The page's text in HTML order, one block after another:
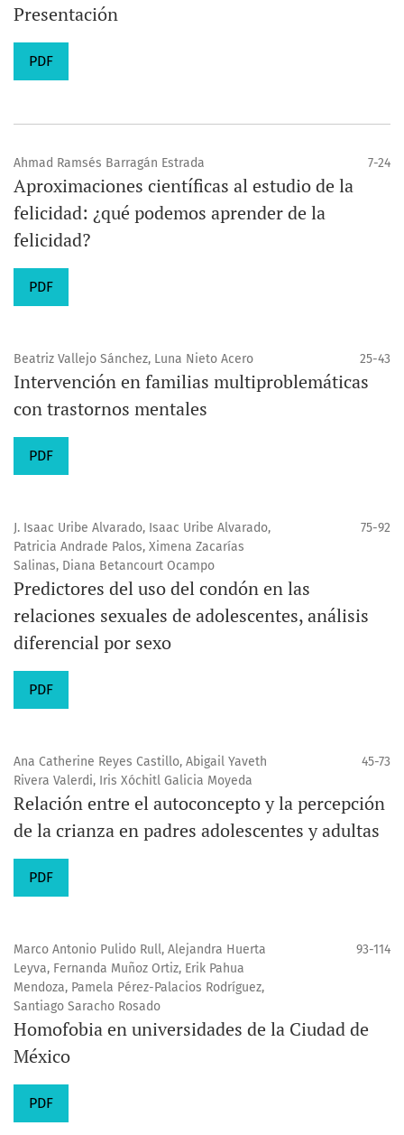
Presentación
PDF
Ahmad Ramsés Barragán Estrada 7-24
Aproximaciones científicas al estudio de la
felicidad: ¿qué podemos aprender de la
felicidad?
PDF
Beatriz Vallejo Sánchez, Luna Nieto Acero 25-43
Intervención en familias multiproblemáticas
con trastornos mentales
PDF
J. Isaac Uribe Alvarado, Isaac Uribe Alvarado,
Patricia Andrade Palos, Ximena Zacarías
Salinas, Diana Betancourt Ocampo
75-92
Predictores del uso del condón en las
relaciones sexuales de adolescentes, análisis
diferencial por sexo
PDF
Ana Catherine Reyes Castillo, Abigail Yaveth
Rivera Valerdi, Iris Xóchitl Galicia Moyeda
45-73
Relación entre el autoconcepto y la percepción
de la crianza en padres adolescentes y adultas
PDF
Marco Antonio Pulido Rull, Alejandra Huerta
Leyva, Fernanda Muñoz Ortiz, Erik Pahua
Mendoza, Pamela Pérez-Palacios Rodríguez,
Santiago Saracho Rosado
93-114
Homofobia en universidades de la Ciudad de
México
PDF